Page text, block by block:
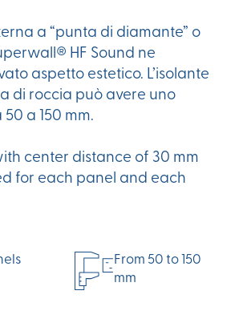
a “punta di diamante” o
HF Sound ne
aspetto estetico. L’isolante
di roccia può avere uno
50 a 150 mm.
center distance of 30 mm
for each panel and each
From 50 to 150
mm